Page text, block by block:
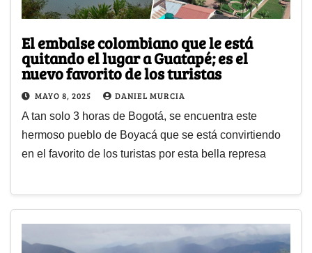
El embalse colombiano que le está
quitando el lugar a Guatapé; es el
nuevo favorito de los turistas
MAYO 8, 2025 DANIEL MURCIA
A tan solo 3 horas de Bogotá, se encuentra este
hermoso pueblo de Boyacá que se está convirtiendo
en el favorito de los turistas por esta bella represa